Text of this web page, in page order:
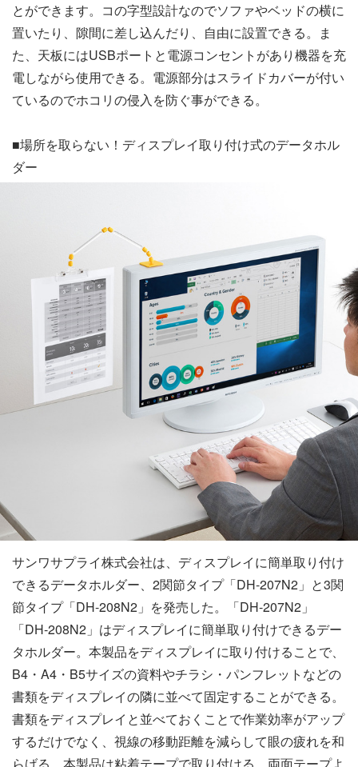
とができます。コの字型設計なのでソファやベッドの横に
置いたり、隙間に差し込んだり、自由に設置できる。ま
た、天板にはUSBポートと電源コンセントがあり機器を充
電しながら使用できる。電源部分はスライドカバーが付い
ているのでホコリの侵入を防ぐ事ができる。
■場所を取らない！ディスプレイ取り付け式のデータホル
ダー
サンワサプライ株式会社は、ディスプレイに簡単取り付け
できるデータホルダー、2関節タイプ「DH-207N2」と3関
節タイプ「DH-208N2」を発売した。「DH-207N2」
「DH-208N2」はディスプレイに簡単取り付けできるデー
タホルダー。本製品をディスプレイに取り付けることで、
B4・A4・B5サイズの資料やチラシ・パンフレットなどの
書類をディスプレイの隣に並べて固定することができる。
書類をディスプレイと並べておくことで作業効率がアップ
するだけでなく、視線の移動距離を減らして眼の疲れを和